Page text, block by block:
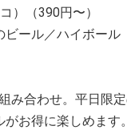
）（390円〜）
ビール／ハイボール
み合わせ。平日限
がお得に楽しめます